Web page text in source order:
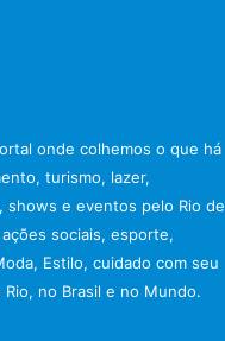
onde colhemos o que há
turismo, lazer,
shows e eventos pelo Rio de
sociais, esporte,
Estilo, cuidado com seu
no Brasil e no Mundo.